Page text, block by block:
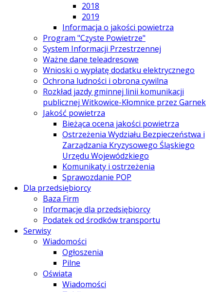
2018
2019
Informacja o jakości powietrza
Program "Czyste Powietrze"
System Informacji Przestrzennej
Ważne dane teleadresowe
Wnioski o wypłatę dodatku elektrycznego
Ochrona ludności i obrona cywilna
Rozkład jazdy gminnej linii komunikacji
publicznej Witkowice-Kłomnice przez Garnek
Jakość powietrza
Bieżąca ocena jakości powietrza
Ostrzeżenia Wydziału Bezpieczeństwa i
Zarządzania Kryzysowego Śląskiego
Urzędu Wojewódzkiego
Komunikaty i ostrzeżenia
Sprawozdanie POP
Dla przedsiębiorcy
Baza Firm
Informacje dla przedsiębiorcy
Podatek od środków transportu
Serwisy
Wiadomości
Ogłoszenia
Pilne
Oświata
Wiadomości